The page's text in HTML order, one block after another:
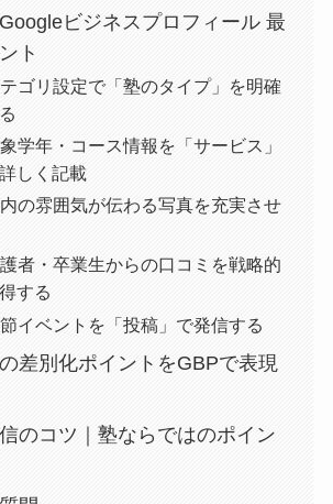
ビジネスプロフィール 最
ト
ゴリ設定で「塾のタイプ」を明確
学年・コース情報を「サービス」
しく記載
の雰囲気が伝わる写真を充実させ
者・卒業生からの口コミを戦略的
する
イベントを「投稿」で発信する
差別化ポイントをGBPで表現
のコツ｜塾ならではのポイン